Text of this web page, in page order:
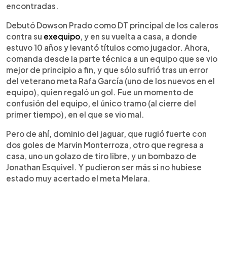
encontradas.
Debutó Dowson Prado como DT principal de los caleros
contra su exequipo , y en su vuelta a casa, a donde
estuvo 10 años y levantó títulos como jugador. Ahora,
comanda desde la parte técnica a un equipo que se vio
mejor de principio a fin, y que sólo sufrió tras un error
del veterano meta Rafa García (uno de los nuevos en el
equipo), quien regaló un gol. Fue un momento de
confusión del equipo, el único tramo (al cierre del
primer tiempo), en el que se vio mal.
Pero de ahí, dominio del jaguar, que rugió fuerte con
dos goles de Marvin Monterroza, otro que regresa a
casa, uno un golazo de tiro libre, y un bombazo de
Jonathan Esquivel. Y pudieron ser más si no hubiese
estado muy acertado el meta Melara.